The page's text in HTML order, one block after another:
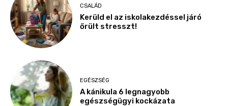
CSALÁD
Kerüld el az iskolakezdéssel járó
őrült stresszt!
EGÉSZSÉG
A kánikula 6 legnagyobb
egészségügyi kockázata